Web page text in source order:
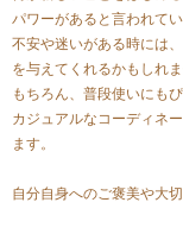
パワーがあると言われてい
不安や迷いがある時には
を与えてくれるかもしれ
もちろん、普段使いにも
カジュアルなコーディネ
ます。
自分自身へのご褒美や大